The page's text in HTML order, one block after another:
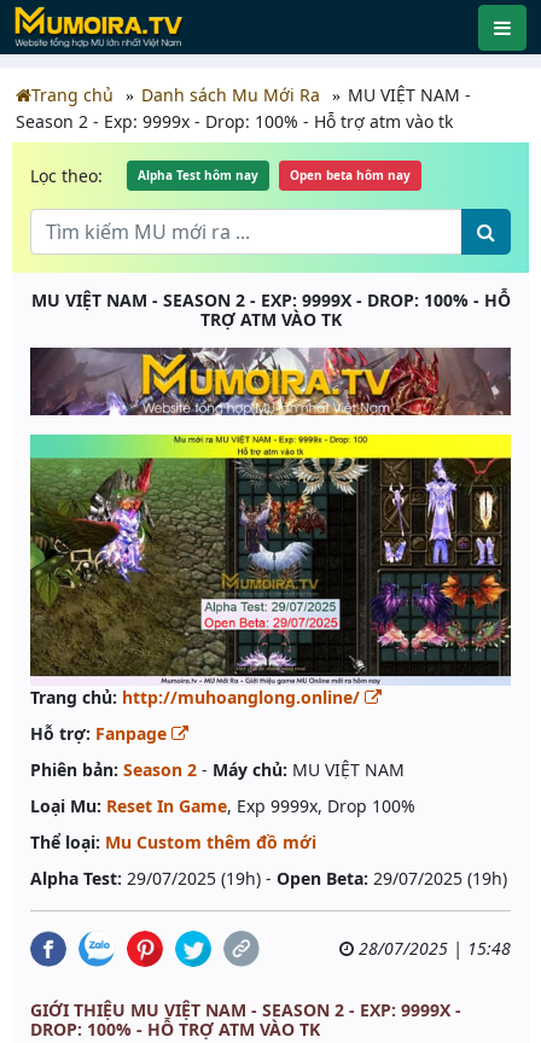
Trang chủ Danh sách Mu Mới Ra
MU VIỆT NAM -
Season 2 - Exp: 9999x - Drop: 100% - Hỗ trợ atm vào tk
Lọc theo: Alpha Test hôm nay Open beta hôm nay
MU VIỆT NAM - SEASON 2 - EXP: 9999X - DROP: 100% - HỖ
TRỢ ATM VÀO TK
Trang chủ: http://muhoanglong.online/
Hỗ trợ: Fanpage
Phiên bản: Season 2 - Máy chủ: MU VIỆT NAM
Loại Mu: Reset In Game, Exp 9999x, Drop 100%
Thể loại: Mu Custom thêm đồ mới
Alpha Test: 29/07/2025 (19h) - Open Beta: 29/07/2025 (19h)
28/07/2025 | 15:48
GIỚI THIỆU MU VIỆT NAM - SEASON 2 - EXP: 9999X -
DROP: 100% - HỖ TRỢ ATM VÀO TK